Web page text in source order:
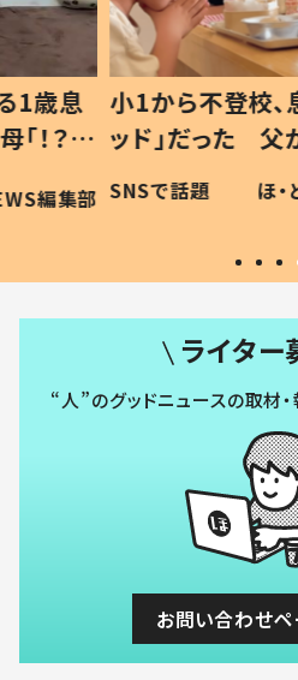
歳息
？」
編集部
小1から不登校、
ッド」だった 父
作り続ける理由と
#令和の子
SNSで話題 ほ・
ライター
“人”のグッドニュースの取材
お問い合わせ